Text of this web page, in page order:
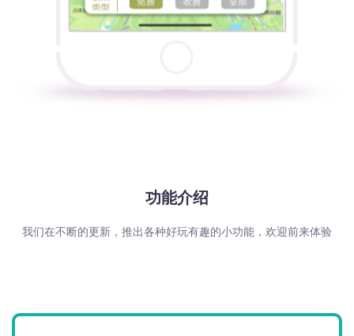
功能介绍
我们在不断的更新，推出各种好玩有趣的小功能，欢迎前来体验